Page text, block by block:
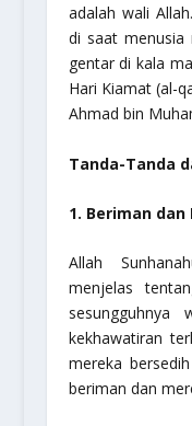
adalah wali
di saat menusia
gentar di kala
Hari Kiamat (al-
Ahmad bin
Tanda-Tanda
1. Beriman
Allah
menjelas
kekhawatiran
mereka
beriman dan